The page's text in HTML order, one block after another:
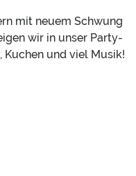
mit neuem Schwung
wir in unser Party-
Kuchen und viel Musik!